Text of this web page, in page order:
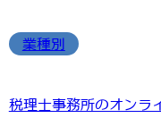
業種別
税理士事務所のオンラ